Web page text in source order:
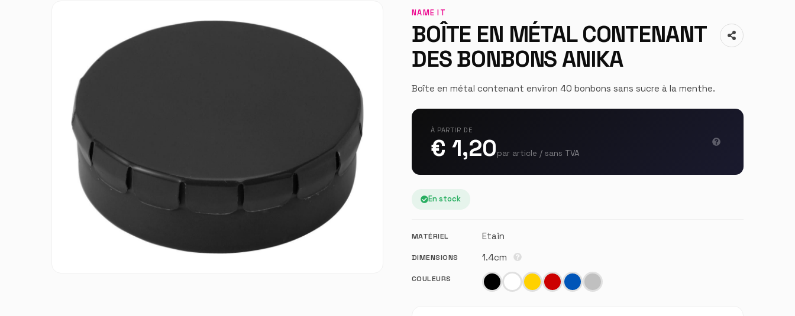
NAME IT
BOÎTE EN MÉTAL CONTENANT
DES BONBONS ANIKA
Boîte en métal contenant environ 40 bonbons sans sucre à la menthe.
À PARTIR DE
€ 1,20par article / sans TVA
En stock
MATÉRIEL Etain
DIMENSIONS 1.4cm
COULEURS